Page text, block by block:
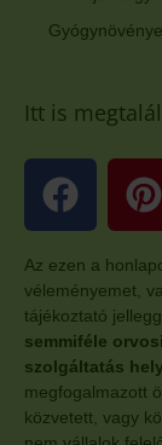
Itt is
Az ezen a
véleményemet,
tájékoztató
semmiféle
szolgáltatás
megfogalmazott
közvetett, vagy